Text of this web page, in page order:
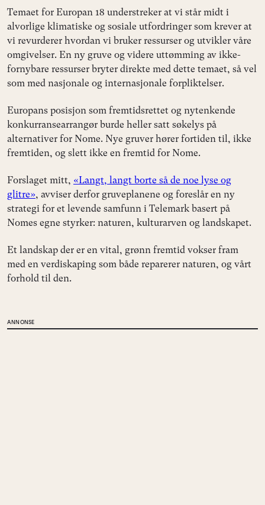
Temaet for Europan 18 understreker at vi står midt i
alvorlige klimatiske og sosiale utfordringer som krever at
vi revurderer hvordan vi bruker ressurser og utvikler våre
omgivelser. En ny gruve og videre uttømming av ikke-
fornybare ressurser bryter direkte med dette temaet, så vel
som med nasjonale og internasjonale forpliktelser.
Europans posisjon som fremtidsrettet og nytenkende
konkurransearrangør burde heller satt søkelys på
alternativer for Nome. Nye gruver hører fortiden til, ikke
fremtiden, og slett ikke en fremtid for Nome.
Forslaget mitt, «Langt, langt borte så de noe lyse og
glitre», avviser derfor gruveplanene og foreslår en ny
strategi for et levende samfunn i Telemark basert på
Nomes egne styrker: naturen, kulturarven og landskapet.
Et landskap der er en vital, grønn fremtid vokser fram
med en verdiskaping som både reparerer naturen, og vårt
forhold til den.
ANNONSE